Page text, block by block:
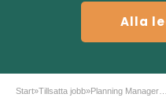
Alla
Start»Tillsatta jobb»